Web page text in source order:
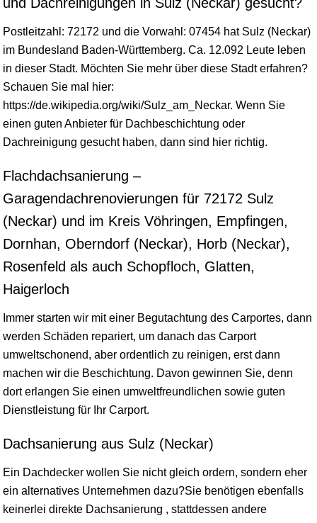
Postleitzahl: 72172 und die Vorwahl: 07454 hat Sulz (Neckar)
im Bundesland Baden-Württemberg. Ca. 12.092 Leute leben
in dieser Stadt. Möchten Sie mehr über diese Stadt erfahren?
Schauen Sie mal hier:
https://de.wikipedia.org/wiki/Sulz_am_Neckar. Wenn Sie
einen guten Anbieter für Dachbeschichtung oder
Dachreinigung gesucht haben, dann sind hier richtig.
Flachdachsanierung –
Garagendachrenovierungen für 72172 Sulz
(Neckar) und im Kreis Vöhringen, Empfingen,
Dornhan, Oberndorf (Neckar), Horb (Neckar),
Rosenfeld als auch Schopfloch, Glatten,
Haigerloch
Immer starten wir mit einer Begutachtung des Carportes, dann
werden Schäden repariert, um danach das Carport
umweltschonend, aber ordentlich zu reinigen, erst dann
machen wir die Beschichtung. Davon gewinnen Sie, denn
dort erlangen Sie einen umweltfreundlichen sowie guten
Dienstleistung für Ihr Carport.
Dachsanierung aus Sulz (Neckar)
Ein Dachdecker wollen Sie nicht gleich ordern, sondern eher
ein alternatives Unternehmen dazu?Sie benötigen ebenfalls
keinerlei direkte Dachsanierung , stattdessen andere